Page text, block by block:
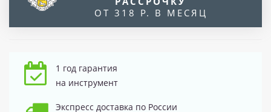
ОТ 318 Р. В МЕСЯЦ
1 год гарантия
на инструмент
Экспресс доставка по России